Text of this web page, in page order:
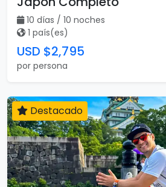
10 días / 10 noches
1 país(es)
USD $2,795
por persona
Destacado